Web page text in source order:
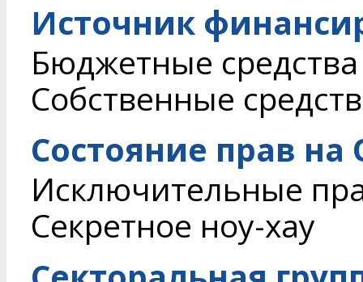
Источник
Бюджетные средства
Собственные
Состояние прав на
Исключительные
Секретное ноу-хау